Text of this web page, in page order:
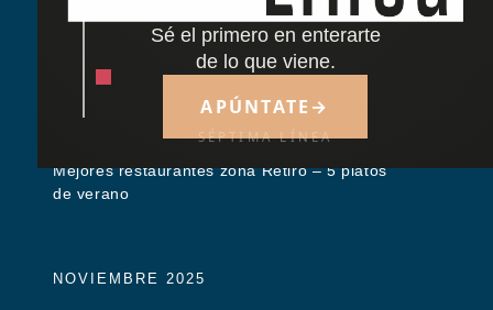
Sé el primero en enterarte
de lo que viene.
APÚNTATE →
SÉPTIMA LÍNEA
Dónde comer cerca del Parque del Retiro en
Madrid
Tapas y terraza junto al Retiro
Mejores restaurantes zona Retiro – 5 platos
de verano
NOVIEMBRE 2025